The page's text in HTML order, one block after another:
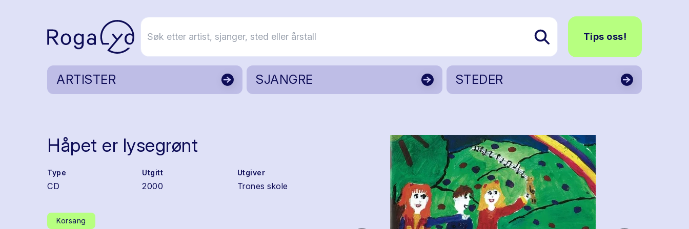
Tips oss!
ARTISTER SJANGRE STEDER
Håpet er lysegrønt
Type
CD
Utgitt
2000
Utgiver
Trones skole
Korsang